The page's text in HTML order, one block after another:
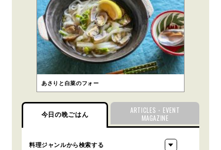
あさりと白菜のフォー
今日の晩ごはん
ARTICLES・EVENT
MAGAZINE